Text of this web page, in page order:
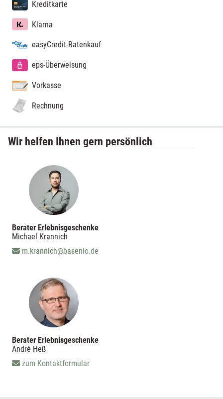
Kreditkarte
Klarna
easyCredit-Ratenkauf
eps-Überweisung
Vorkasse
Rechnung
Wir helfen Ihnen gern persönlich
Berater Erlebnisgeschenke
Michael Krannich
m.krannich@basenio.de
Berater Erlebnisgeschenke
André Heß
zum Kontaktformular